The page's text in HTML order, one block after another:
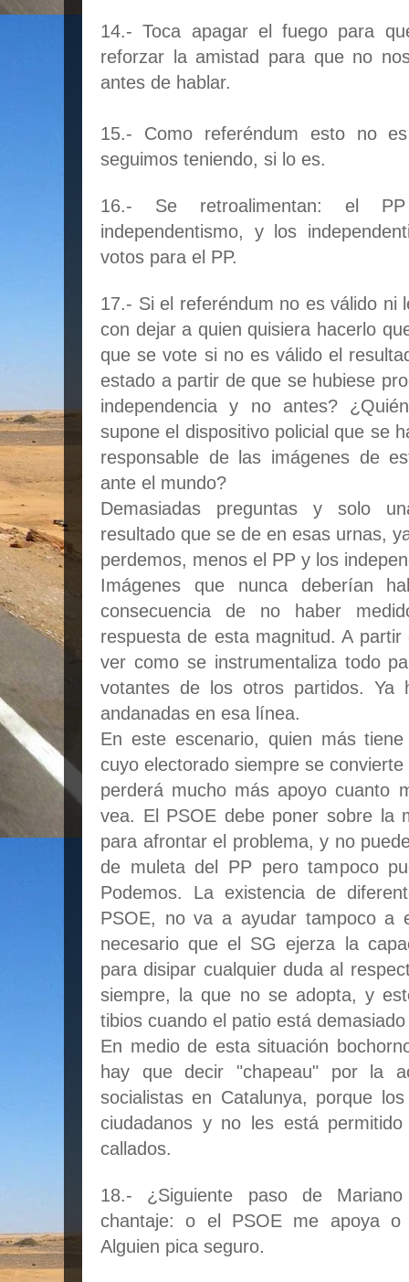
14.- Toca apagar el fuego para
reforzar la amistad para que no
antes de hablar.
15.- Como referéndum esto no
seguimos teniendo, si lo es.
16.- Se retroalimentan: el
independentismo, y los
votos para el PP.
17.- Si el referéndum no es válido ni
con dejar a quien quisiera hacerlo
que se vote si no es válido el
estado a partir de que se hubiese
independencia y no antes?
supone el dispositivo policial que se
responsable de las imágenes de
ante el mundo?
Demasiadas preguntas y solo
resultado que se de en esas urnas,
perdemos, menos el PP y los
Imágenes que nunca deberían
consecuencia de no haber
respuesta de esta magnitud. A
ver como se instrumentaliza todo
votantes de los otros partidos. Ya
andanadas en esa línea.
En este escenario, quien más
cuyo electorado siempre se
perderá mucho más apoyo cuanto
vea. El PSOE debe poner sobre la
para afrontar el problema, y no
de muleta del PP pero tampoco
Podemos. La existencia de
PSOE, no va a ayudar tampoco a
necesario que el SG ejerza la
para disipar cualquier duda al
siempre, la que no se adopta, y
tibios cuando el patio está
En medio de esta situación
hay que decir "chapeau" por la
socialistas en Catalunya, porque
ciudadanos y no les está
callados.
18.- ¿Siguiente paso de
chantaje: o el PSOE me apoya o
Alguien pica seguro.